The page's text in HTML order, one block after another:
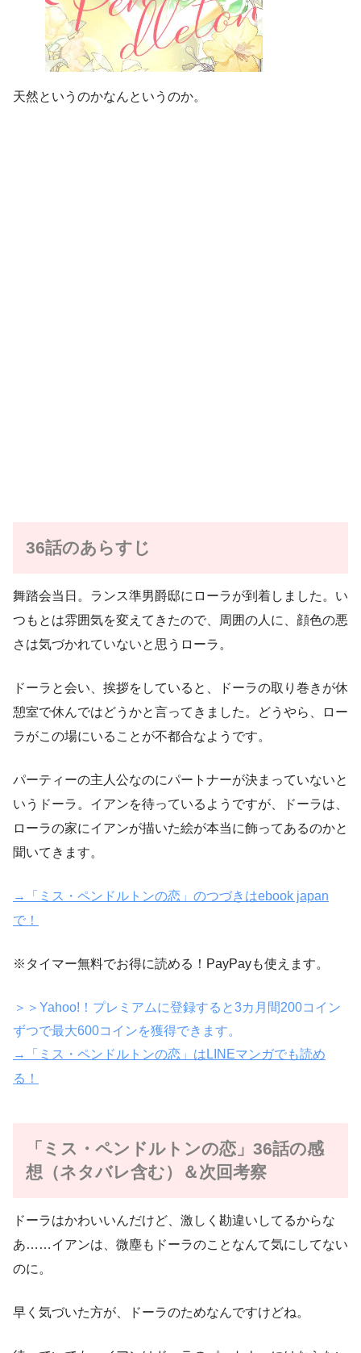
天然というのかなんというのか。
36話のあらすじ
舞踏会当日。ランス準男爵邸にローラが到着しました。い
つもとは雰囲気を変えてきたので、周囲の人に、顔色の悪
さは気づかれていないと思うローラ。
ドーラと会い、挨拶をしていると、ドーラの取り巻きが休
憩室で休んではどうかと言ってきました。どうやら、ロー
ラがこの場にいることが不都合なようです。
パーティーの主人公なのにパートナーが決まっていないと
いうドーラ。イアンを待っているようですが、ドーラは、
ローラの家にイアンが描いた絵が本当に飾ってあるのかと
聞いてきます。
→「ミス・ペンドルトンの恋」のつづきはebook japan
で！
※タイマー無料でお得に読める！PayPayも使えます。
＞＞Yahoo!！プレミアムに登録すると3カ月間200コイン
ずつで最大600コインを獲得できます。
→「ミス・ペンドルトンの恋」はLINEマンガでも読め
る！
「ミス・ペンドルトンの恋」36話の感
想（ネタバレ含む）＆次回考察
ドーラはかわいいんだけど、激しく勘違いしてるからな
あ……イアンは、微塵もドーラのことなんて気にしてない
のに。
早く気づいた方が、ドーラのためなんですけどね。